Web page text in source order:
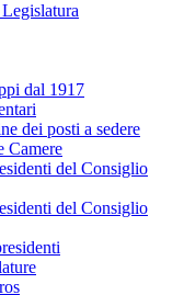
dal 1917
dei posti a sedere
Camere
del Consiglio
del Consiglio